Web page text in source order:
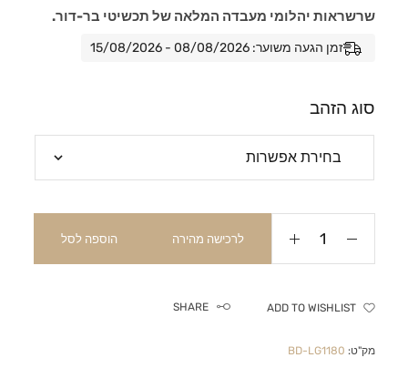
שרשראות יהלומי מעבדה המלאה של תכשיטי בר-דור.
זמן הגעה משוער: 08/08/2026 - 15/08/2026
סוג הזהב
לרכישה מהירה הוספה לסל
ADD TO WISHLIST
SHARE
מק"ט: BD-LG1180